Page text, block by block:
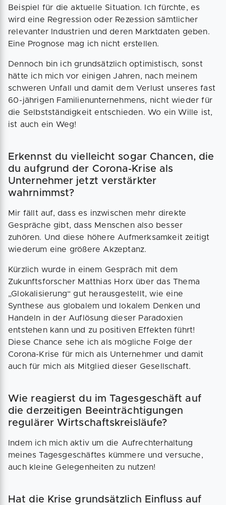
Beispiel für die aktuelle Situation. Ich fürchte, es
wird eine Regression oder Rezession sämtlicher
relevanter Industrien und deren Marktdaten geben.
Eine Prognose mag ich nicht erstellen.
Dennoch bin ich grundsätzlich optimistisch, sonst
hätte ich mich vor einigen Jahren, nach meinem
schweren Unfall und damit dem Verlust unseres fast
60-jährigen Familienunternehmens, nicht wieder für
die Selbstständigkeit entschieden. Wo ein Wille ist,
ist auch ein Weg!
Erkennst du vielleicht sogar Chancen, die
du aufgrund der Corona-Krise als
Unternehmer jetzt verstärkter
wahrnimmst?
Mir fällt auf, dass es inzwischen mehr direkte
Gespräche gibt, dass Menschen also besser
zuhören. Und diese höhere Aufmerksamkeit zeitigt
wiederum eine größere Akzeptanz.
Kürzlich wurde in einem Gespräch mit dem
Zukunftsforscher Matthias Horx über das Thema
„Glokalisierung“ gut herausgestellt, wie eine
Synthese aus globalem und lokalem Denken und
Handeln in der Auflösung dieser Paradoxien
entstehen kann und zu positiven Effekten führt!
Diese Chance sehe ich als mögliche Folge der
Corona-Krise für mich als Unternehmer und damit
auch für mich als Mitglied dieser Gesellschaft.
Wie reagierst du im Tagesgeschäft auf
die derzeitigen Beeinträchtigungen
regulärer Wirtschaftskreisläufe?
Indem ich mich aktiv um die Aufrechterhaltung
meines Tagesgeschäftes kümmere und versuche,
auch kleine Gelegenheiten zu nutzen!
Hat die Krise grundsätzlich Einfluss auf